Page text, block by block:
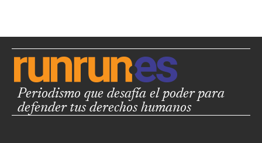
Periodismo que desafía el poder para
defender tus derechos humanos